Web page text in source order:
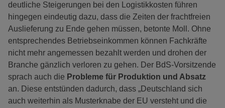
deutliche Steigerungen bei den Logistikkosten führen
hingegen eindeutig dazu, dass die Zeiten der frachtfreien
Auslieferung zu Ende gehen müssen, betonte Moll. Ohne
entsprechendes Betriebseinkommen können Fachkräfte
nicht mehr angemessen bezahlt werden und drohen der
Branche gänzlich verloren zu gehen. Der BdS-Vorsitzende
sprach auch die Probleme für Produktion und Absatz
an. Diese entstünden dadurch, dass „Deutschland sich
auch weiterhin als Musterknabe der EU versteht und die